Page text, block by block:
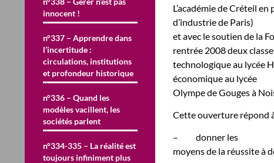
L’académie de Créteil
d’industrie de Paris)
et avec le soutien de la
rentrée 2008 deux
technologique au lycée
économique au lycée
Olympe de Gouges à
Cette ouverture répond
–
donner les
moyens de la réussite à
innocent !
n°337 – Apprendre dans
l’incertitude :
circulations, institutions
et profondeur historique
n°336 – Quand les
modèles vacillent, les
sociétés parlent
n°334-335 – La réalité est
toujours infiniment plus